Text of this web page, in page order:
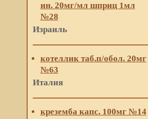
ин. 20мг/мл шприц 1мл
№28
Израиль
котеллик таб.п/обол. 20мг
№63
Италия
креземба капс. 100мг №14